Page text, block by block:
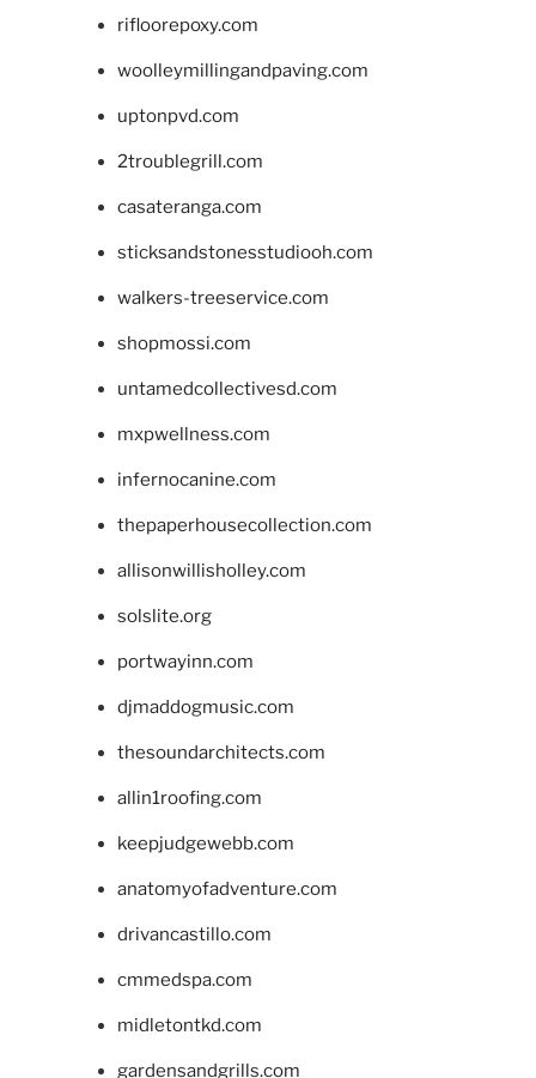
rifloorepoxy.com
woolleymillingandpaving.com
uptonpvd.com
2troublegrill.com
casateranga.com
sticksandstonesstudiooh.com
walkers-treeservice.com
shopmossi.com
untamedcollectivesd.com
mxpwellness.com
infernocanine.com
thepaperhousecollection.com
allisonwillisholley.com
solslite.org
portwayinn.com
djmaddogmusic.com
thesoundarchitects.com
allin1roofing.com
keepjudgewebb.com
anatomyofadventure.com
drivancastillo.com
cmmedspa.com
midletontkd.com
gardensandgrills.com